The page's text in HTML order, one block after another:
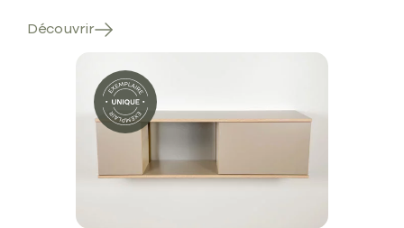
Découvrir